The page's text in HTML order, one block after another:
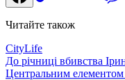
Читайте також
CityLife
До річниці вбивства
Центральним елементом